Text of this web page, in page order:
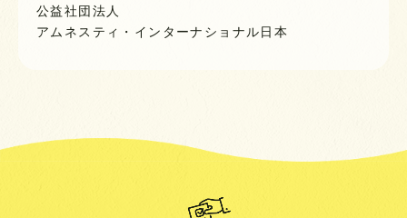
公益社団法人
アムネスティ・インターナショナル日本